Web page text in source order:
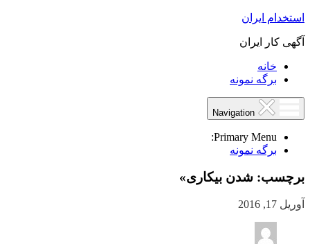
استخدام ایران
آگهی کار ایران
خانه
برگه نمونه
Primary Menu:
برگه نمونه
برچسب: شدن بیکاری»
آوریل 17, 2016